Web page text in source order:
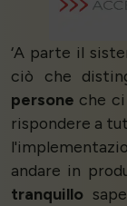
‘A parte il
ciò che
persone che
rispondere a
andare in
tranquillo